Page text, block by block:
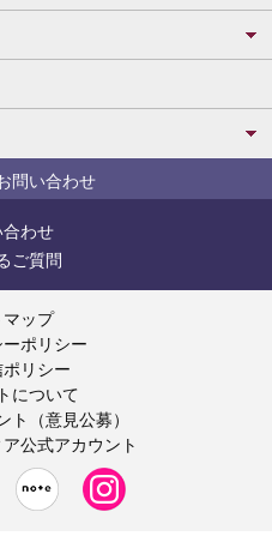
問い合わせ
合わせ
ご質問
ップ
ポリシー
リシー
について
ト（意見公募）
公式アカウント